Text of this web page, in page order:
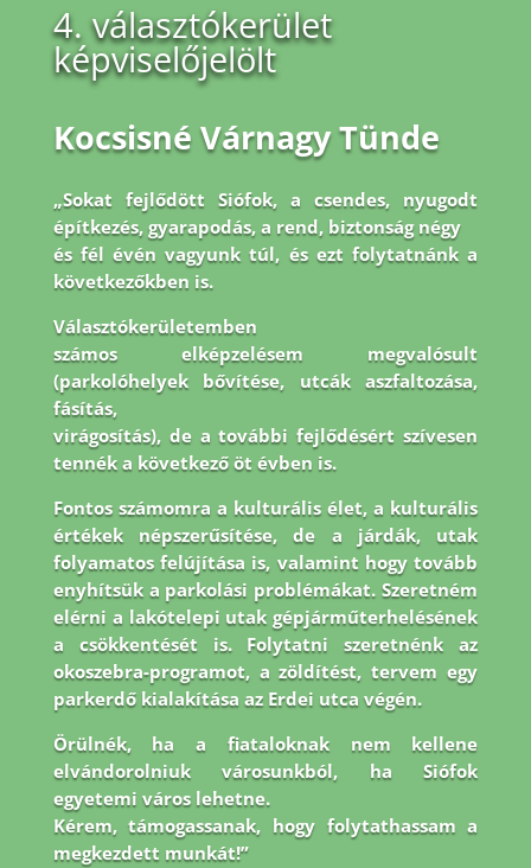
4. választókerület
képviselőjelölt
Kocsisné Várnagy Tünde
„Sokat fejlődött Siófok, a csendes, nyugodt
építkezés, gyarapodás, a rend, biztonság négy
és fél évén vagyunk túl, és ezt folytatnánk a
következőkben is.
Választókerületemben
számos elképzelésem megvalósult
(parkolóhelyek bővítése, utcák aszfaltozása,
fásítás,
virágosítás), de a további fejlődésért szívesen
tennék a következő öt évben is.
Fontos számomra a kulturális élet, a kulturális
értékek népszerűsítése, de a járdák, utak
folyamatosfelújítása is, valamint hogy tovább
enyhítsük a parkolási problémákat. Szeretném
elérni a lakótelepi utak gépjárműterhelésének
a csökkentését is. Folytatni szeretnénk az
okoszebra-programot, a zöldítést, tervem egy
parkerdő kialakítása az Erdei utca végén.
Örülnék, ha a fiataloknak nem kellene
elvándorolniuk városunkból, ha Siófok
egyetemi város lehetne.
Kérem, támogassanak, hogy folytathassam a
megkezdett munkát!”